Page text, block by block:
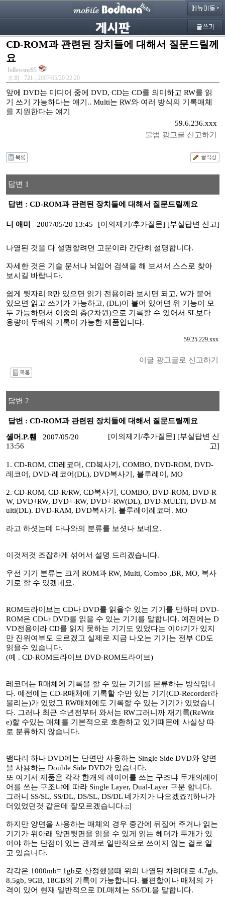
CD-ROM과 관련된 장치들에 대해서 질문드릴께
요
followme95
조회 : 721 , 2007/05/20 22:20
앞에 DVD는 미디어 중에 DVD, CD는 CD를 의미하고 RW를 읽
기 쓰기 가능하다는 얘기.. Multi는 RW와 여러 방식의 기록매체
를 지원한다는 얘기
59.6.236.xxx
불법 광고글 신고하기
답변 1
답변 : CD-ROM과 관련된 장치들에 대해서 질문드릴께요
니 애미 2007/05/20 13:45 [이의제기/추가질문] [부실답변 신고]
나열된 것을 다 설명할려면 고문이라 간단히 설명합니다.
자세한 것은 기술 문서나 뇌입어 검색을 해 보셔서 스스로 찾아
보시길 바랍니다.
쉽게 뒷자리 R만 있으면 읽기 전용이라 보시면 되고, W가 붙어
있으면 읽고 쓰기가 가능하고, (DL)이 붙어 있어면 위 기능이 모
두 가능하면서 이중의 층(2차원)으로 기록할 수 있어서 SL보다
용량이 두배의 기록이 가능한 제품입니다.
59.25.229.xxx
이글 광고글로 신고하기
답변 2
답변 : CD-ROM과 관련된 장치들에 대해서 질문드릴께요
셸머.P.휀
2007/05/20
13:56
[이의제기/추가질문] [부실답변 신
고]
1. CD-ROM, CD레코더, CD복사기, COMBO, DVD-ROM, DVD-
레코어, DVD-레코어(DL), DVD복사기, 블루레이, MO
2. CD-ROM, CD-R/RW, CD복사기, COMBO, DVD-ROM, DVD-R
W, DVD+RW, DVD+-RW, DVD+-RW(DL), DVD-MULTI, DVD-M
ulti(DL). DVD-RAM, DVD복사기. 블루레이레코더. MO
라고 하셧는데 다나와의 분류를 보셧나 보네요.
이것저것 조잡하게 섞어서 설명 드리겠습니다.
우선 기기 분류는 크게 ROM과 RW, Multi, Combo ,BR, MO, 복사
기로 할 수 있겠네요.
ROM드라이브는 CD나 DVD를 읽을수 있는 기기를 만하며 DVD-
ROM은 CD나 DVD를 읽을 수 있는 기기를 말합니다. 예전에는 D
VD전용이라 CD를 읽지 못하는 기기도 있었다는 이야기가 있지
만 진위여부도 모르겠고 실제로 지금 나오는 기기는 전부 CD도
읽을수 있습니다.
(예 . CD-ROM드라이브 DVD-ROM드라이브)
레코더는 R매체에 기록을 할 수 있는 기기를 분류하는 방식입니
다. 예전에는 CD-R매체에 기록할 수만 있는 기기(CD-Recorder라
불리는)가 있었고 RW매체에도 기록할 수 있는 기기가 있었습니
다. 그러나 최근 수년전부터 와서는 RW그러니까 재기록(ReWrit
e)할 수있는 매체를 기본적으로 호환하고 있기때문에 사실상 따
로 분류하지 않습니다.
뱀다리 하나 DVD에는 단면만 사용하는 Single Side DVD와 양면
을 사용하는 Double Side DVD가 있습니다.
또 여기서 제품은 각각 한개의 레이어를 쓰는 구조냐 두개의레이
어를 쓰는 구조냐에 따라 Single Layer, Dual-Layer 구분 합니다.
그러니 SS/SL, SS/DL, DS/SL, DS/DL 네가지가 나오겠죠?[하나가
더있었던것 같은데 잘모르겠습니다.;;]
하지만 양면을 사용하는 매체의 경우 중간에 뒤집어 주거나 읽는
기기가 위아래 앞면뒷면을 읽을 수 있게 읽는 헤더가 두개가 있
어야 하는 단점이 있는 관계로 일반적으로 쓰이지 않는 걸로 알
고 있습니다.
각각은 1000mb= 1gb로 산정했을때 위의 나열된 차례대로 4.7gb,
8.5gb, 9GB, 18GB의 기록이 가능합니다. 불편합이나 매체의 가
격이 있어 현재 일반적으로 DL매체는 SS/DL을 말합니다.